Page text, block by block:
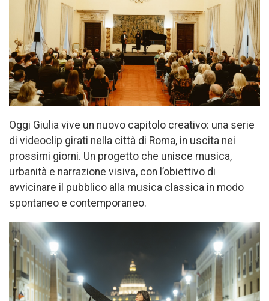
Oggi Giulia vive un nuovo capitolo creativo: una serie
di videoclip girati nella città di Roma, in uscita nei
prossimi giorni. Un progetto che unisce musica,
urbanità e narrazione visiva, con l’obiettivo di
avvicinare il pubblico alla musica classica in modo
spontaneo e contemporaneo.